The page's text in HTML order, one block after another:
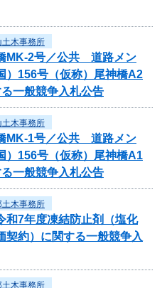
土木事務所
MK-2号／公共 道路メン
）156号（仮称）尾神橋A2
一般競争入札公告
土木事務所
MK-1号／公共 道路メン
）156号（仮称）尾神橋A1
一般競争入札公告
土木事務所
7年度凍結防止剤（塩化
契約）に関する一般競争入
土木事務所